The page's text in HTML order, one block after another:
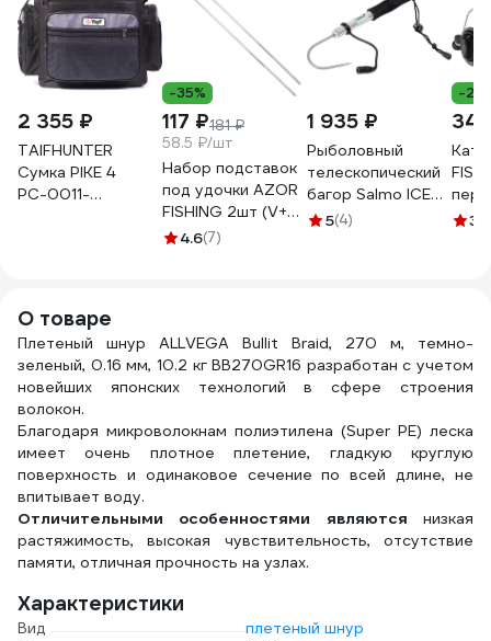
2 355 ₽
TAIFHUNTER
Сумка PIKE 4
РС-0011-
-35%
117 ₽181 ₽
58.5 ₽/шт
Набор подставок
под удочки AZOR
FISHING 2шт (V+U),
металл 338-365
4.6(7)
1 935 ₽
Рыболовный
телескопический
багор Salmo ICE
GAFF 62 ZG-62
5(4)
-
FISHING
3
О товаре
Плетеный шнур ALLVEGA Bullit Braid, 270 м, темно-
зеленый, 0.16 мм, 10.2 кг BB270GR16 разработан с учетом
новейших японских технологий в сфере строения
волокон.
Благодаря микроволокнам полиэтилена (Super PE) леска
имеет очень плотное плетение, гладкую круглую
поверхность и одинаковое сечение по всей длине, не
впитывает воду.
Отличительными особенностями являются низкая
растяжимость, высокая чувствительность, отсутствие
памяти, отличная прочность на узлах.
Характеристики
Вид
плетеный шнур